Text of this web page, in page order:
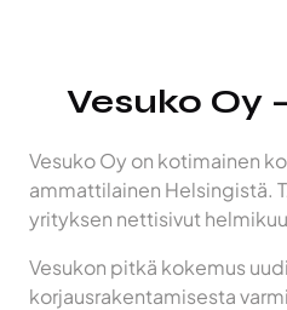
Vesuko Oy
Vesuko Oy on kotimainen
ammattilainen Helsingistä.
yrityksen nettisivut
Vesukon pitkä kokemus
korjausrakentamisesta